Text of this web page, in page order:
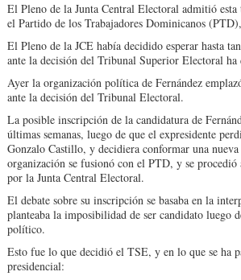
El Pleno de la Junta Central Electoral admitió
el Partido de los Trabajadores Dominicanos
El Pleno de la JCE había decidido esperar hasta
ante la decisión del Tribunal Superior Electoral
Ayer la organización política de Fernández
ante la decisión del Tribunal Electoral.
La posible inscripción de la candidatura de
últimas semanas, luego de que el expresidente
Gonzalo Castillo, y decidiera conformar una
organización se fusionó con el PTD, y se
por la Junta Central Electoral.
El debate sobre su inscripción se basaba en la
planteaba la imposibilidad de ser candidato luego
político.
Esto fue lo que decidió el TSE, y en lo que se ha
presidencial: